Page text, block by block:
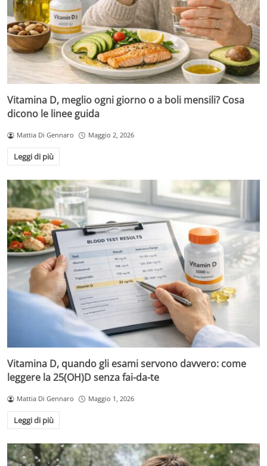
Vitamina D, meglio ogni giorno o a boli mensili? Cosa
dicono le linee guida
Mattia Di Gennaro Maggio 2, 2026
Leggi di più
Vitamina D, quando gli esami servono davvero: come
leggere la 25(OH)D senza fai-da-te
Mattia Di Gennaro Maggio 1, 2026
Leggi di più